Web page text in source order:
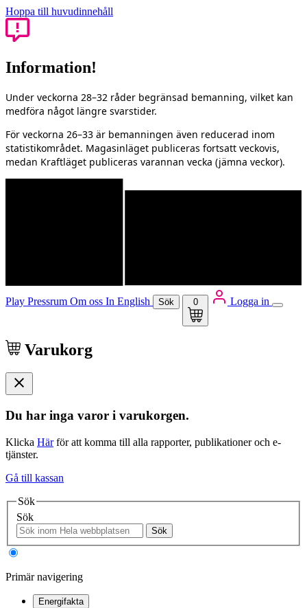
Hoppa till huvudinnehåll
Information!
Under veckorna 28–32 råder begränsad bemanning, vilket kan
medföra något längre svarstider.
För veckorna 26–33 är bemanningen även reducerad inom
statistikområdet. Magasinläget publiceras fortsatt veckovis,
medan Kraftläget publiceras varannan vecka (jämna veckor).
Play Pressrum Om oss In English Sök 0 Logga in
Varukorg
Du har inga varor i varukorgen.
Klicka Härför att komma till alla rapporter, publikationer och e-
tjänster.
Gå till kassan
Sök
Sök
Sök
Primär navigering
Energifakta